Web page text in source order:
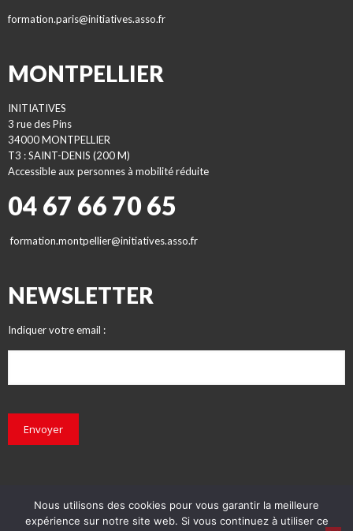
formation.paris@initiatives.asso.fr
MONTPELLIER
INITIATIVES
3 rue des Pins
34000 MONTPELLIER
T3 : SAINT-DENIS (200 M)
Accessible aux personnes à mobilité réduite
04 67 66 70 65
formation.montpellier@initiatives.asso.fr
NEWSLETTER
Indiquer votre email :
Envoyer
Nous utilisons des cookies pour vous garantir la meilleure
expérience sur notre site web. Si vous continuez à utiliser ce